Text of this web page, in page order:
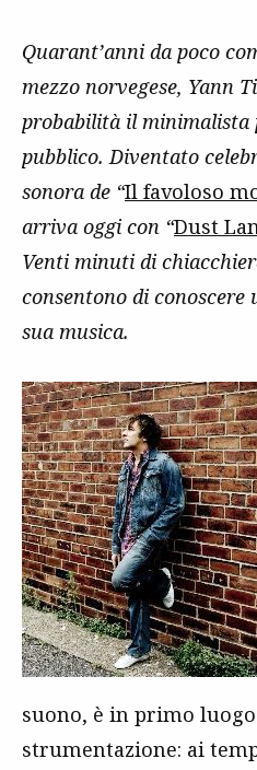
Quarant’anni da poco
mezzo norvegese, Yann
probabilità il minimalista
pubblico. Diventato
sonora de “Il favoloso
arriva oggi con “Dust
Venti minuti di
consentono di conoscere
sua musica.
suono, è in primo
strumentazione: ai